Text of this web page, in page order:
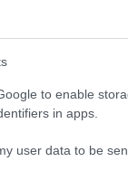
to enable
in apps.
user data to be